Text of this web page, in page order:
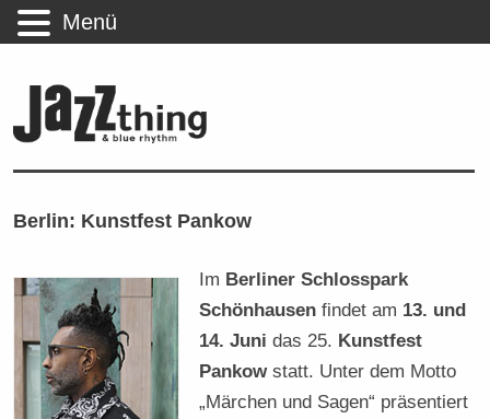
Berlin: Kunstfest Pankow
Im Berliner Schlosspark
Schönhausen findet am 13. und
14. Juni das 25. Kunstfest
Pankow statt. Unter dem Motto
„Märchen und Sagen“ präsentiert
Menü